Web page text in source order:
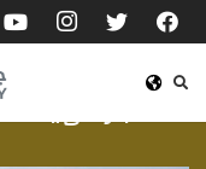
أخبار